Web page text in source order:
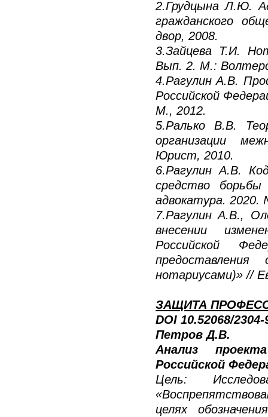
2.Грудцына Л.Ю.
гражданского
двор, 2008.
3.Зайцева Т.И.
Вып. 2. М.:
4.Рагулин А.В.
Российской
М., 2012.
5.Ралько В.В.
организации
Юрист, 2010.
6.Рагулин А.В.
средство
адвокатура. 2020.
7.Рагулин А.В.,
внесении
Российской
нотариусами)» //
ЗАЩИТА
DOI 10.52068/
Петров Д.В.
Анализ
Российской
Цель:
целях